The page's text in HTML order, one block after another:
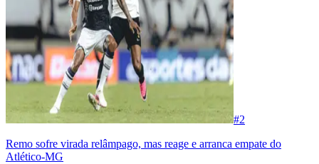
#2
Remo sofre virada relâmpago, mas reage e arranca empate do
Atlético-MG